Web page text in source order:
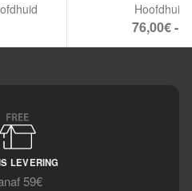
76,00€ -
LEVERING
59€